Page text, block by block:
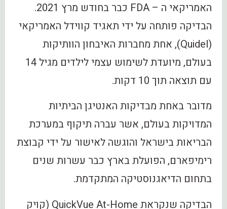
האמריקאי ה – FDA כבר בחודש מרץ 2021.
הבדיקה פותחה על ידי תאגיד קווידל האמריקאי
(Quidel), אחת מחברות האיבחון הוותיקות
בעולם, מיועדת לשימוש עצמי לילדים מגיל 14
עם תוצאה תוך 10 דקות.
מדובר באחת מבדיקות האנטיגן הביתיות
המדויקות בעולם, אשר עברה תיקוף במערכת
הבריאות בישראל והוגשה לאישור על ידי קבוצת
רימיפארם, הפועלת בארץ כבר עשרות שנים
בתחום הדיאגנוסטיקה המתקדמת.
הבדיקה שנקראת QuickVue At-Home (קויק